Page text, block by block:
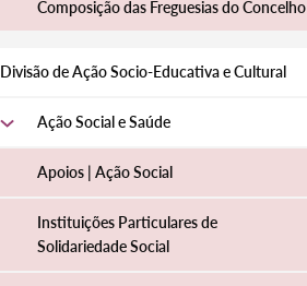
Composição das Freguesias do Concelho
Divisão de Ação Socio-Educativa e Cultural
Ação Social e Saúde
Apoios | Ação Social
Instituições Particulares de
Solidariedade Social